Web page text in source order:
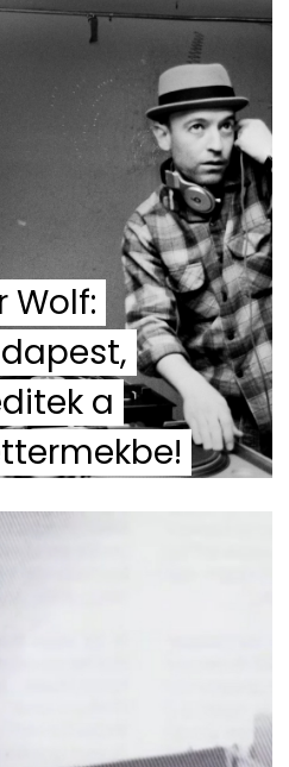
Wolf:
a